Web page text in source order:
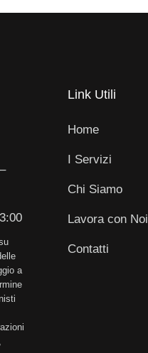
a
Link Utili
Home
I Servizi
Chi Siamo
Lavora con Noi
Contatti